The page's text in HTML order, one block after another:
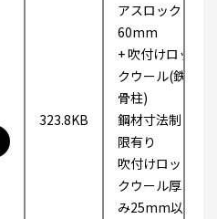
323.8KB
アスロック
60mm
+ 吹付けロッ
クウール(鉄
骨柱)
鋼材寸法制
限有り
吹付けロッ
クウール厚
み25mm以